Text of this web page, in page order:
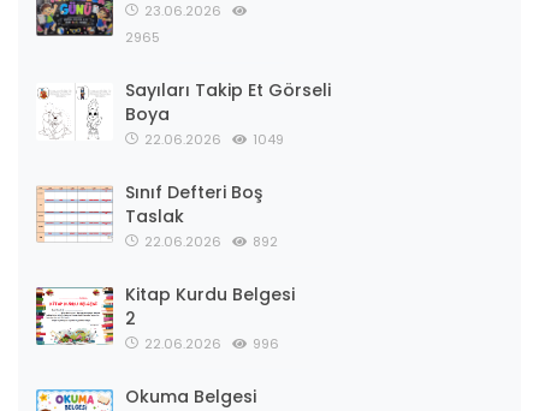
23.06.2026
2965
Sayıları Takip Et Görseli
Boya
22.06.2026 1049
Sınıf Defteri Boş
Taslak
22.06.2026 892
Kitap Kurdu Belgesi
2
22.06.2026 996
Okuma Belgesi